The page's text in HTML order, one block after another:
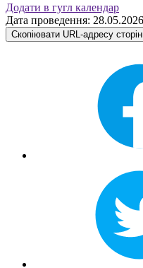
Додати в гугл календар
Дата проведення:
Скопіювати URL-адресу